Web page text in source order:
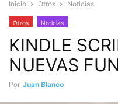
Inicio Otros Noticias
Otros Noticias
KINDLE
NUEVAS
Por Juan Blanco